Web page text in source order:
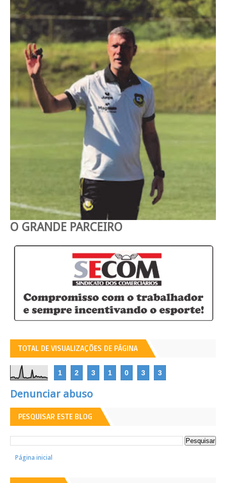
O GRANDE PARCEIRO
TOTAL DE VISUALIZAÇÕES DE PÁGINA
1 2 3 1 0 3 3
Denunciar abuso
PESQUISAR ESTE BLOG
Página inicial